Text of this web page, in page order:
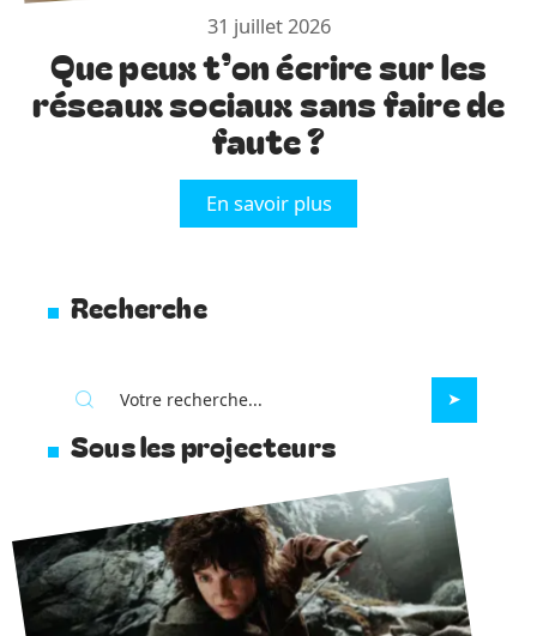
31 juillet 2026
Que peux t’on écrire sur les
réseaux sociaux sans faire de
faute ?
En savoir plus
Recherche
Sous les projecteurs